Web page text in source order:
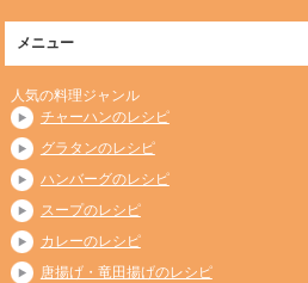
メニュー
人気の料理ジャンル
チャーハンのレシピ
グラタンのレシピ
ハンバーグのレシピ
スープのレシピ
カレーのレシピ
唐揚げ・竜田揚げのレシピ